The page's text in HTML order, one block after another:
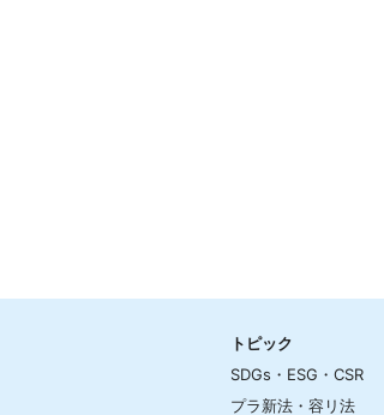
トピック
SDGs・ESG・CSR
プラ新法・容リ法